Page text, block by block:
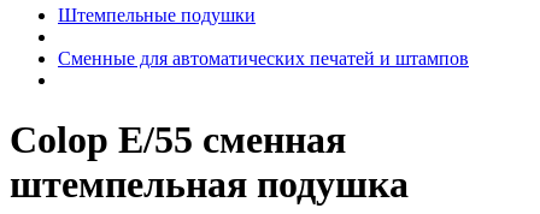
Штемпельные подушки
Сменные для автоматических печатей и штампов
Colop E/55 сменная
штемпельная подушка